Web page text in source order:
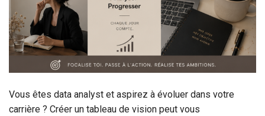
Vous êtes data analyst et aspirez à évoluer dans votre
carrière ? Créer un tableau de vision peut vous